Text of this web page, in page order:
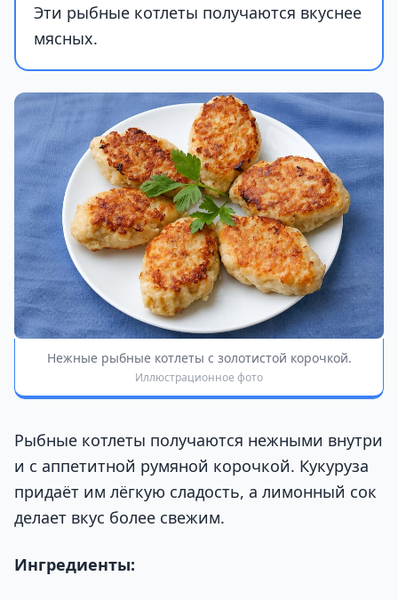
Эти рыбные котлеты получаются вкуснее
мясных.
Нежные рыбные котлеты с золотистой корочкой.
Иллюстрационное фото
Рыбные котлеты получаются нежными внутри
и с аппетитной румяной корочкой. Кукуруза
придаёт им лёгкую сладость, а лимонный сок
делает вкус более свежим.
Ингредиенты: